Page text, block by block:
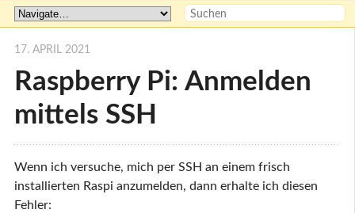
Raspberry Pi: Anmelden
mittels SSH
17. APRIL 2021
Wenn ich versuche, mich per SSH an einem frisch
installierten Raspi anzumelden, dann erhalte ich diesen
Fehler: